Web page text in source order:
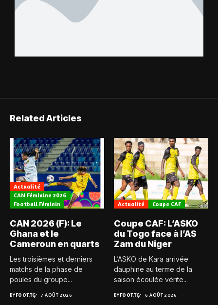
Related Articles
Actualité
CAN Féminine 2026
Football Féminin
CAN 2026 (F): Le
Ghana et le
Cameroun en quarts
Les troisièmes et derniers
matchs de la phase de
poules du groupe...
BYFOOT.TG 7 AOÛT 2026
Actualité Coupe CAF
Coupe CAF: L’ASKO
du Togo face à l’AS
Zam du Niger
L’ASKO de Kara arrivée
dauphine au terme de la
saison écoulée vérite...
BYFOOT.TG 6 AOÛT 2026